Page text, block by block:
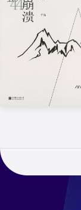
熊召政
获“五个一工程”奖、
第六届茅盾文学奖
一。都梁力作,舒适